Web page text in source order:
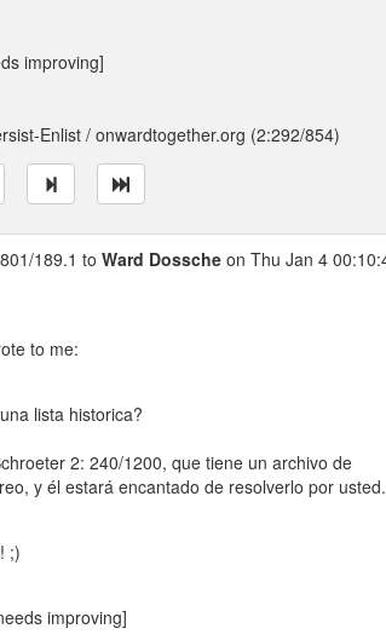
improving]
Enlist / onwardtogether.org (2:292/854)
189.1 to Ward Dossche on Thu Jan 4
to me:
lista historica?
2: 240/1200, que tiene un archivo de
y él estará encantado de resolverlo por usted.
;)
improving]